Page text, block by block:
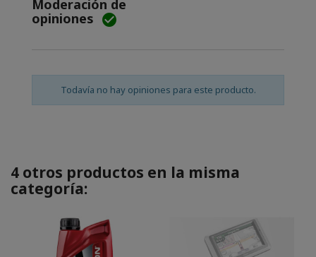
Moderación de
opiniones 
Todavía no hay opiniones para este producto.
4 otros productos en la misma
categoría: